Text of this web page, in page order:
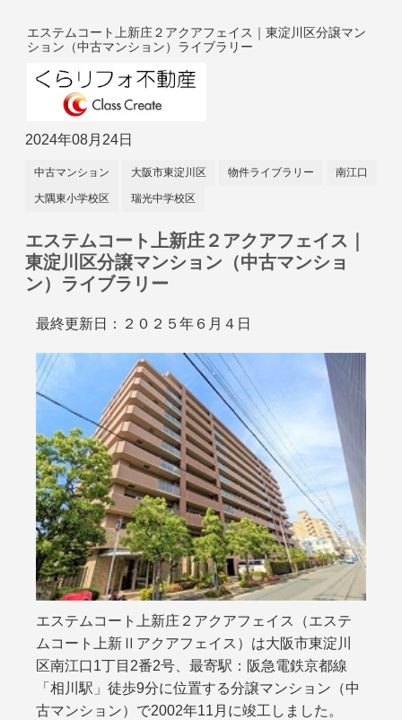
エステムコート上新庄２アクアフェイス｜東淀川区分譲マン
ション（中古マンション）ライブラリー
2024年08月24日
中古マンション 大阪市東淀川区 物件ライブラリー 南江口
大隅東小学校区 瑞光中学校区
エステムコート上新庄２アクアフェイス｜
東淀川区分譲マンション（中古マンショ
ン）ライブラリー
最終更新日：２０２５年６月４日
エステムコート上新庄２アクアフェイス（エステ
ムコート上新Ⅱアクアフェイス）は大阪市東淀川
区南江口1丁目2番2号、最寄駅：阪急電鉄京都線
「相川駅」徒歩9分に位置する分譲マンション（中
古マンション）で2002年11月に竣工しました。